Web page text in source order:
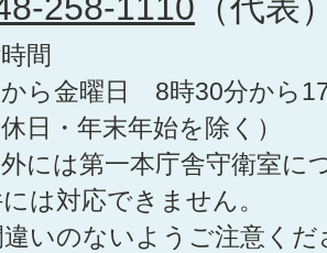
258-1110 （代表
間
から金曜日 8時30分から
休日・年末年始を除く）
には第一本庁舎守衛室に
は対応できません。
いのないようご注意くだ